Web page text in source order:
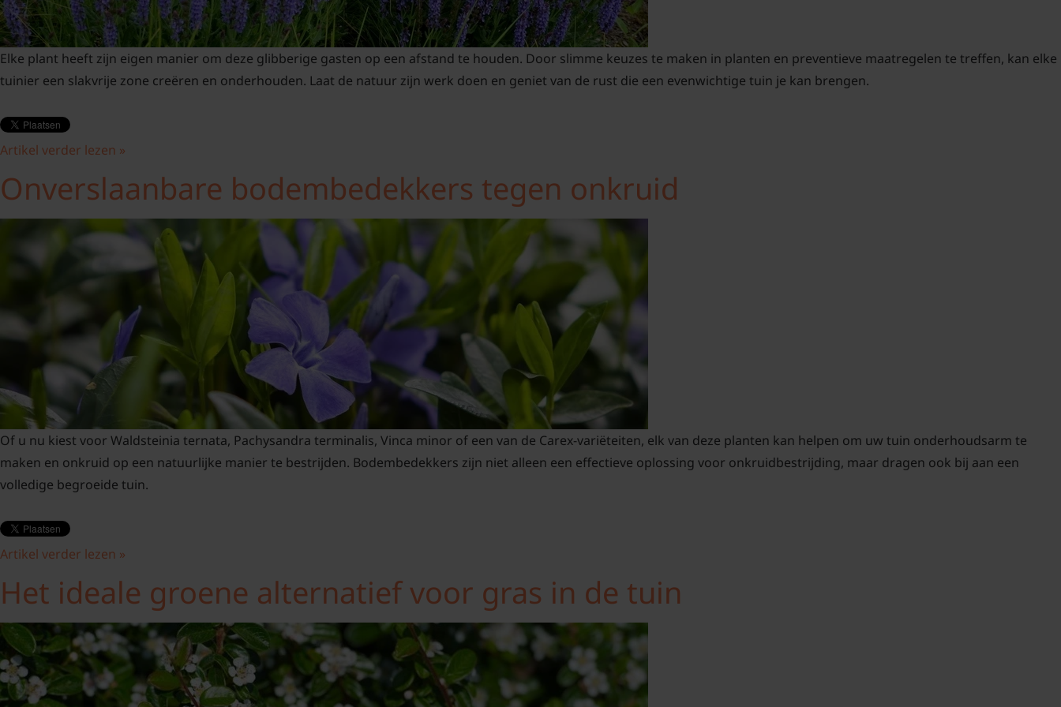
Bomen
Leibomen
Elke plant heeft zijn eigen manier om deze glibberige gasten op een afstand te houden. Door slimme keuzes te maken in planten en preventieve maatregelen te treffen, kan elke
tuinier een slakvrije zone creëren en onderhouden. Laat de natuur zijn werk doen en geniet van de rust die een evenwichtige tuin je kan brengen.
Artikel verder lezen »
Onverslaanbare bodembedekkers tegen onkruid
Of u nu kiest voor Waldsteinia ternata, Pachysandra terminalis, Vinca minor of een van de Carex-variëteiten, elk van deze planten kan helpen om uw tuin onderhoudsarm te
maken en onkruid op een natuurlijke manier te bestrijden. Bodembedekkers zijn niet alleen een effectieve oplossing voor onkruidbestrijding, maar dragen ook bij aan een
volledige begroeide tuin.
Artikel verder lezen »
Het ideale groene alternatief voor gras in de tuin